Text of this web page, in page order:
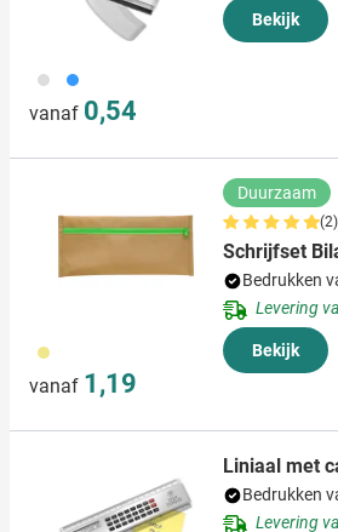
002 018
vanaf 0,54
Bekijk
013
vanaf 1,19
Duurzaam
(2)
Schrijfset
Bedrukken
Levering
Bekijk
Liniaal met
Bedrukken
Levering